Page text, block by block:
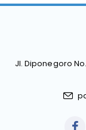
Jl. Diponegoro